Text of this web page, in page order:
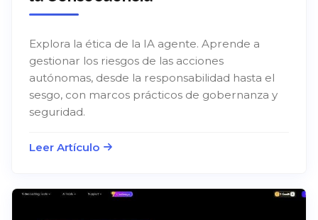
Explora la ética de la IA agente. Aprende a
gestionar los riesgos de las acciones
autónomas, desde la responsabilidad hasta el
sesgo, con marcos prácticos de gobernanza y
seguridad.
Leer Artículo